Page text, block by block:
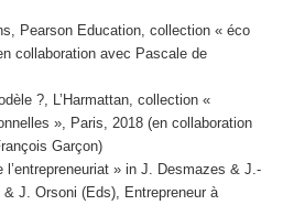
Pearson Education, collection « éco
collaboration avec Pascale de
?, L’Harmattan, collection «
», Paris, 2018 (en collaboration
Garçon)
l’entrepreneuriat » in J. Desmazes & J.-
J. Orsoni (Eds), Entrepreneur à